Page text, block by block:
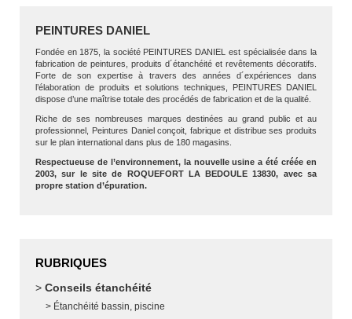
PEINTURES DANIEL
Fondée en 1875, la société PEINTURES DANIEL est spécialisée dans la
fabrication de peintures, produits d´étanchéité et revêtements décoratifs.
Forte de son expertise à travers des années d´expériences dans
l’élaboration de produits et solutions techniques, PEINTURES DANIEL
dispose d’une maîtrise totale des procédés de fabrication et de la qualité.
Riche de ses nombreuses marques destinées au grand public et au
professionnel, Peintures Daniel conçoit, fabrique et distribue ses produits
sur le plan international dans plus de 180 magasins.
Respectueuse de l’environnement, la nouvelle usine a été créée en
2003, sur le site de ROQUEFORT LA BEDOULE 13830, avec sa
propre station d’épuration.
RUBRIQUES
Conseils étanchéité
Étanchéité bassin, piscine